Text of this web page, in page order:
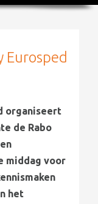
Eurosped
organiseert
de Rabo
middag voor
het